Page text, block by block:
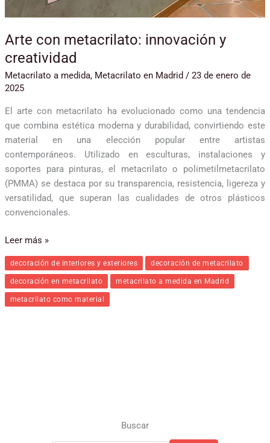
Arte con metacrilato: innovación y
creatividad
Metacrilato a medida, Metacrilato en Madrid / 23 de enero de
2025
El arte con metacrilato ha evolucionado como una tendencia
que combina estética moderna y durabilidad, convirtiendo este
material en una elección popular entre artistas
contemporáneos. Utilizado en esculturas, instalaciones y
soportes para pinturas, el metacrilato o polimetilmetacrilato
(PMMA) se destaca por su transparencia, resistencia, ligereza y
versatilidad, que superan las cualidades de otros plásticos
convencionales.
Leer más »
decoración de interiores y exteriores decoración de metacrilato
decoración en metacrilato metacrilato a medida en Madrid
metacrilato como material
Buscar